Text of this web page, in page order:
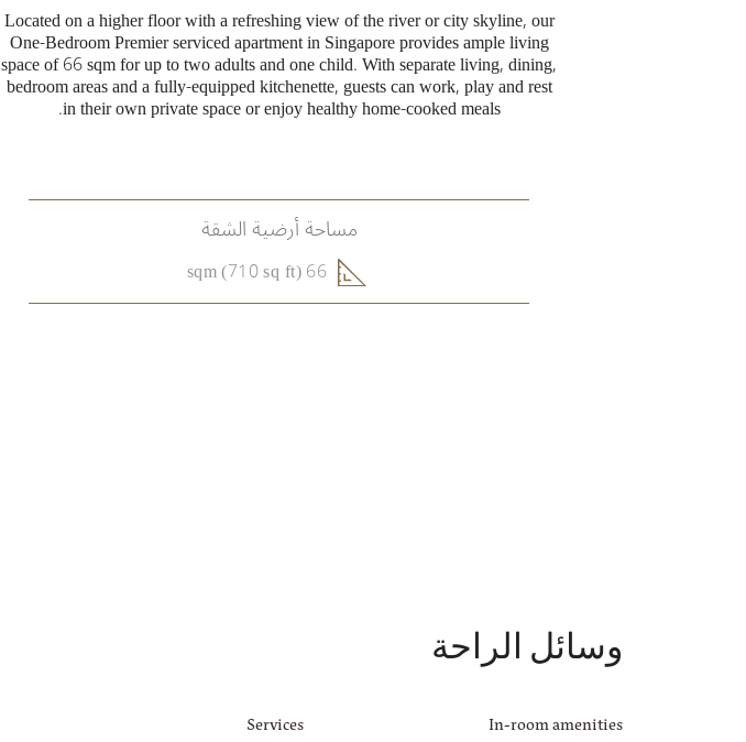
Located on a higher floor with a refreshing view of the river or city skyline, our
One-Bedroom Premier serviced apartment in Singapore provides ample living
space of 66 sqm for up to two adults and one child. With separate living, dining,
bedroom areas and a fully-equipped kitchenette, guests can work, play and rest
in their own private space or enjoy healthy home-cooked meals.
مساحة أرضية الشقة
66 sqm (710 sq ft)
وسائل الراحة
In-room amenities
Services